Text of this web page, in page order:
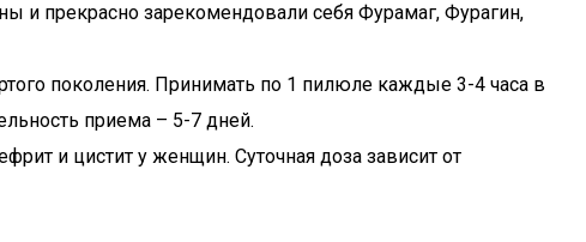
и прекрасно зарекомендовали себя Фурамаг, Фурагин,
поколения. Принимать по 1 пилюле каждые 3-4 часа в
приема – 5-7 дней.
и цистит у женщин. Суточная доза зависит от